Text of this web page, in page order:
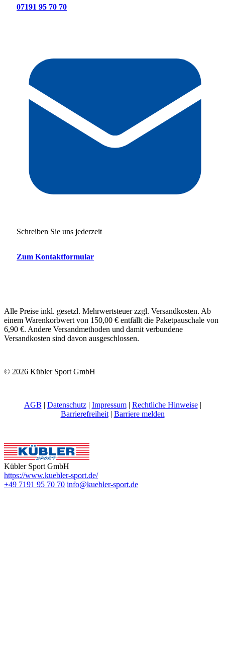
07191 95 70 70
Schreiben Sie uns jederzeit
Zum Kontaktformular
Alle Preise inkl. gesetzl. Mehrwertsteuer zzgl. Versandkosten. Ab
einem Warenkorbwert von 150,00 € entfällt die Paketpauschale von
6,90 €. Andere Versandmethoden und damit verbundene
Versandkosten sind davon ausgeschlossen.
© 2026 Kübler Sport GmbH
AGB | Datenschutz| Impressum| Rechtliche Hinweise|
Barrierefreiheit| Barriere melden
Kübler Sport GmbH
https://www.kuebler-sport.de/
+49 7191 95 70 70 info@kuebler-sport.de